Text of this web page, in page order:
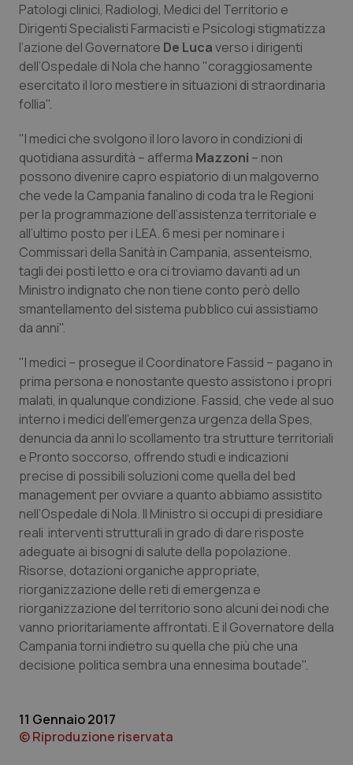
Basilicata
Calabria
Campania
Emilia-Romagna
Friuli Venezia Giulia
Lazio
Liguria
Lombardia
Marche
Molise
Piemonte
Provincia Autonoma di Bolzano
Provincia Autonoma di Trento
Puglia
Sardegna
Sicilia
Umbria
Artrite & artrosi
Asma & BPCO
Car-T
Colesterolo & coronaropatie
Dermatite Atopica
Diabete & glucometri
Disturbi dell’umore
Dolore
Donna & Salute
Epatiti
HIV
Infezioni & Febbre
Ipertensione & Scompenso
Malattie rare
Malattia di Crohn & Rettocolite Ulcerosa
Neuroscienze & patologie neurodegenerative
Oftalmologia
QS Club Newsletter
Patologi clinici, Radiologi, Medici del Territorio e
Dirigenti Specialisti Farmacisti e Psicologi stigmatizza
l’azione del Governatore De Lucaverso i dirigenti
dell’Ospedale di Nola che hanno "coraggiosamente
esercitato il loro mestiere in situazioni di straordinaria
follia".
"I medici che svolgono il loro lavoro in condizioni di
quotidiana assurdità – afferma Mazzoni – non
possono divenire capro espiatorio di un malgoverno
che vede la Campania fanalino di coda tra le Regioni
per la programmazione dell’assistenza territoriale e
all’ultimo posto per i LEA. 6 mesi per nominare i
Commissari della Sanità in Campania, assenteismo,
tagli dei posti letto e ora ci troviamo davanti ad un
Ministro indignato che non tiene conto però dello
smantellamento del sistema pubblico cui assistiamo
da anni".
"I medici – prosegue il Coordinatore Fassid – pagano in
prima persona e nonostante questo assistono i propri
malati, in qualunque condizione. Fassid, che vede al suo
interno i medici dell’emergenza urgenza della Spes,
denuncia da anni lo scollamento tra strutture territoriali
e Pronto soccorso, offrendo studi e indicazioni
precise di possibili soluzioni come quella del bed
management per ovviare a quanto abbiamo assistito
nell’Ospedale di Nola. Il Ministro si occupi di presidiare
reali interventi strutturali in grado di dare risposte
adeguate ai bisogni di salute della popolazione.
Risorse, dotazioni organiche appropriate,
riorganizzazione delle reti di emergenza e
riorganizzazione del territorio sono alcuni dei nodi che
vanno prioritariamente affrontati. E il Governatore della
Campania torni indietro su quella che più che una
decisione politica sembra una ennesima boutade".
11 Gennaio 2017
© Riproduzione riservata